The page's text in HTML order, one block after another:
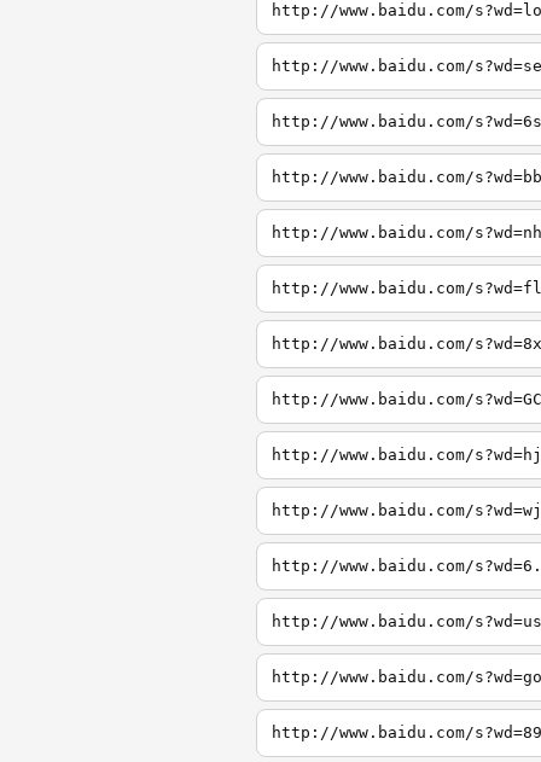
http://www.baidu.com/
http://www.baidu.com/
http://www.baidu.com/
http://www.baidu.com/
http://www.baidu.com/
http://www.baidu.com/
http://www.baidu.com/
http://www.baidu.com/
http://www.baidu.com/
http://www.baidu.com/
http://www.baidu.com/
http://www.baidu.com/
http://www.baidu.com/
http://www.baidu.com/